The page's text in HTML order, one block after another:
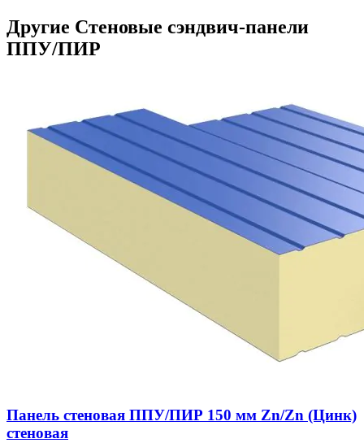
Другие Стеновые сэндвич-панели
ППУ/ПИР
Панель стеновая ППУ/ПИР 150 мм Zn/Zn (Цинк)
стеновая